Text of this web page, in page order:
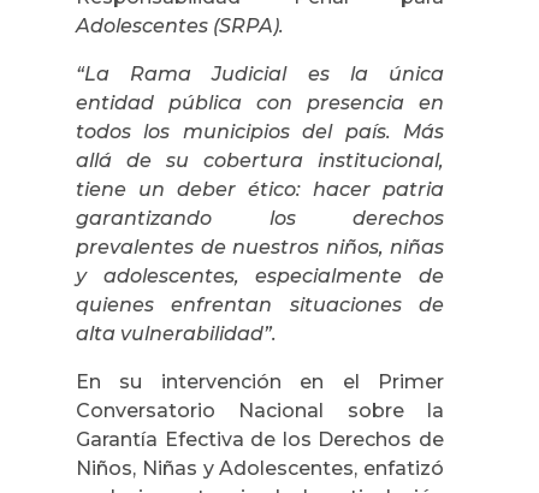
Adolescentes (SRPA).
“La Rama Judicial es la única
entidad pública con presencia en
todos los municipios del país. Más
allá de su cobertura institucional,
tiene un deber ético: hacer patria
garantizando los derechos
prevalentes de nuestros niños, niñas
y adolescentes, especialmente de
quienes enfrentan situaciones de
alta vulnerabilidad”.
En su intervención en el Primer
Conversatorio Nacional sobre la
Garantía Efectiva de los Derechos de
Niños, Niñas y Adolescentes, enfatizó